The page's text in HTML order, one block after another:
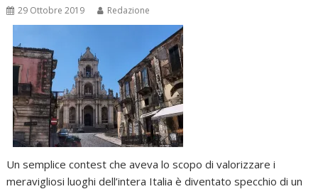
29 Ottobre 2019 Redazione
Un semplice contest che aveva lo scopo di valorizzare i
meravigliosi luoghi dell’intera Italia è diventato specchio di un